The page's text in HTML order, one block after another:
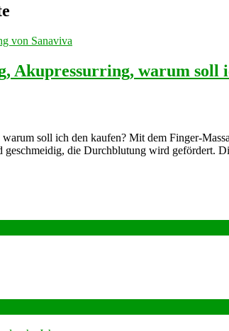
Akupressurring, warum soll
soll ich den kaufen? Mit dem Finger-
die Durchblutung wird gefördert.